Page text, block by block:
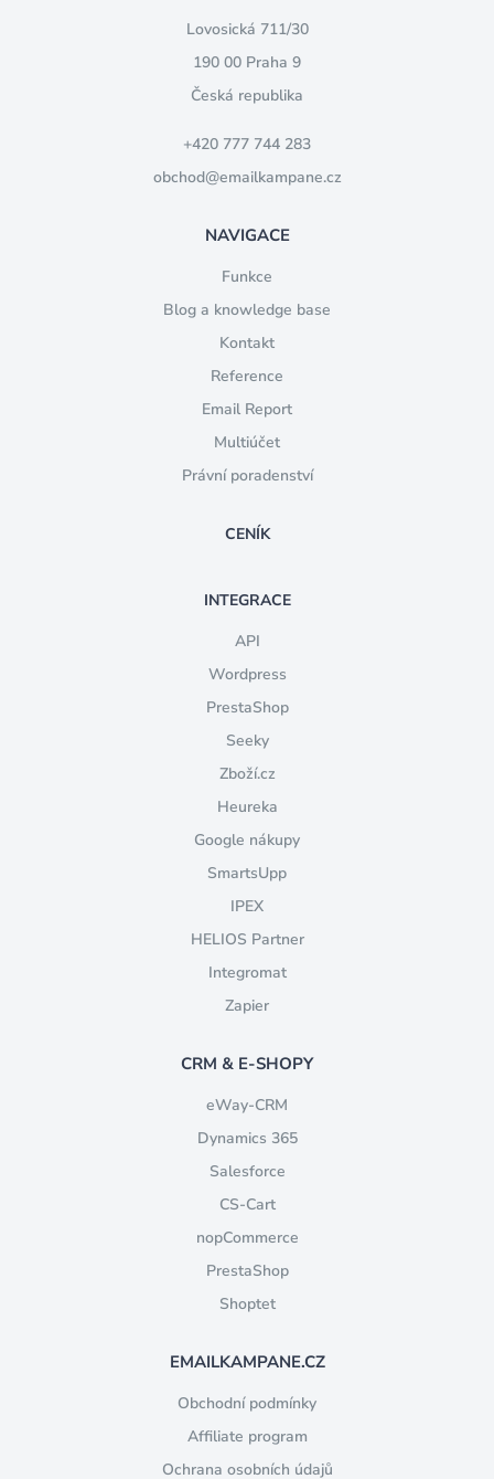
Lovosická 711/30
190 00 Praha 9
Česká republika
+420 777 744 283
obchod@emailkampane.cz
NAVIGACE
Funkce
Blog a knowledge base
Kontakt
Reference
Email Report
Multiúčet
Právní poradenství
CENÍK
INTEGRACE
API
Wordpress
PrestaShop
Seeky
Zboží.cz
Heureka
Google nákupy
SmartsUpp
IPEX
HELIOS Partner
Integromat
Zapier
CRM & E-SHOPY
eWay-CRM
Dynamics 365
Salesforce
CS-Cart
nopCommerce
PrestaShop
Shoptet
EMAILKAMPANE.CZ
Obchodní podmínky
Affiliate program
Ochrana osobních údajů